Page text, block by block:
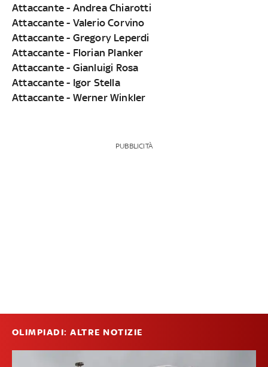
Attaccante - Andrea Chiarotti
Attaccante - Valerio Corvino
Attaccante - Gregory Leperdi
Attaccante - Florian Planker
Attaccante - Gianluigi Rosa
Attaccante - Igor Stella
Attaccante - Werner Winkler
PUBBLICITÀ
OLIMPIADI: ALTRE NOTIZIE